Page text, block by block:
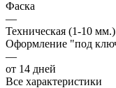
Фаска
—
Техническая (1-10 мм.)
Оформление "под
—
от 14 дней
Все характеристики